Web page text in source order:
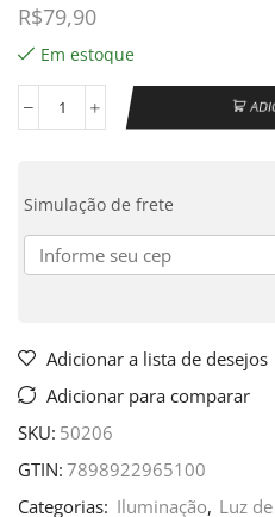
R$79,90
Em estoque
Simulação de frete
Adicionar a lista de desejos
Adicionar para comparar
SKU: 50206
GTIN: 7898922965100
Categorias: Iluminação, Luz